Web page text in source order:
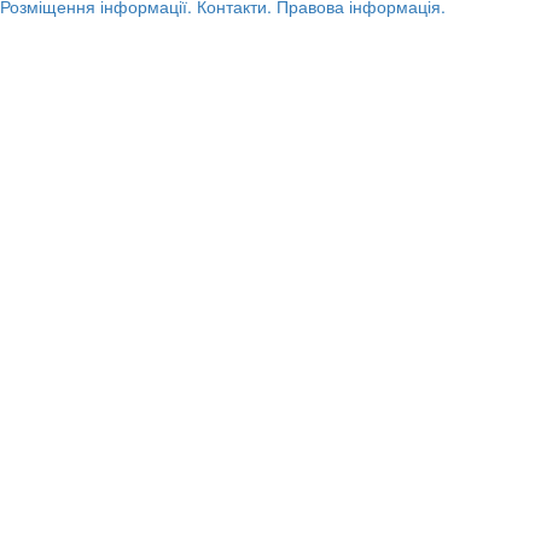
Розміщення інформації. Контакти. Правова інформація.